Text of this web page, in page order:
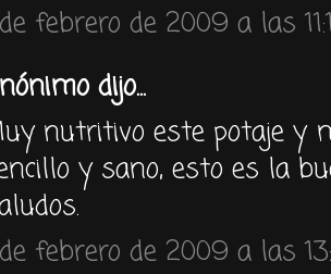
febrero de 2009 a las
dijo...
nutritivo este potaje y
y sano, esto es la
febrero de 2009 a las